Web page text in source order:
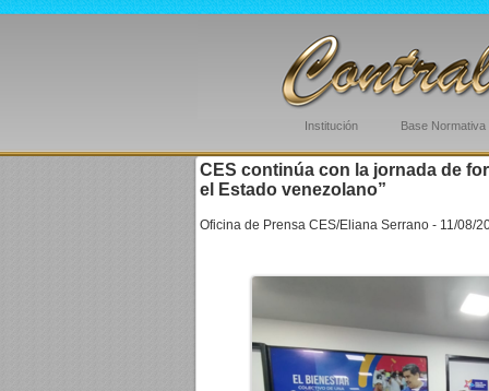
Institución Base Normativa
CES continúa con la jornada de
el Estado venezolano”
Oficina de Prensa CES/Eliana Serrano - 11/08/